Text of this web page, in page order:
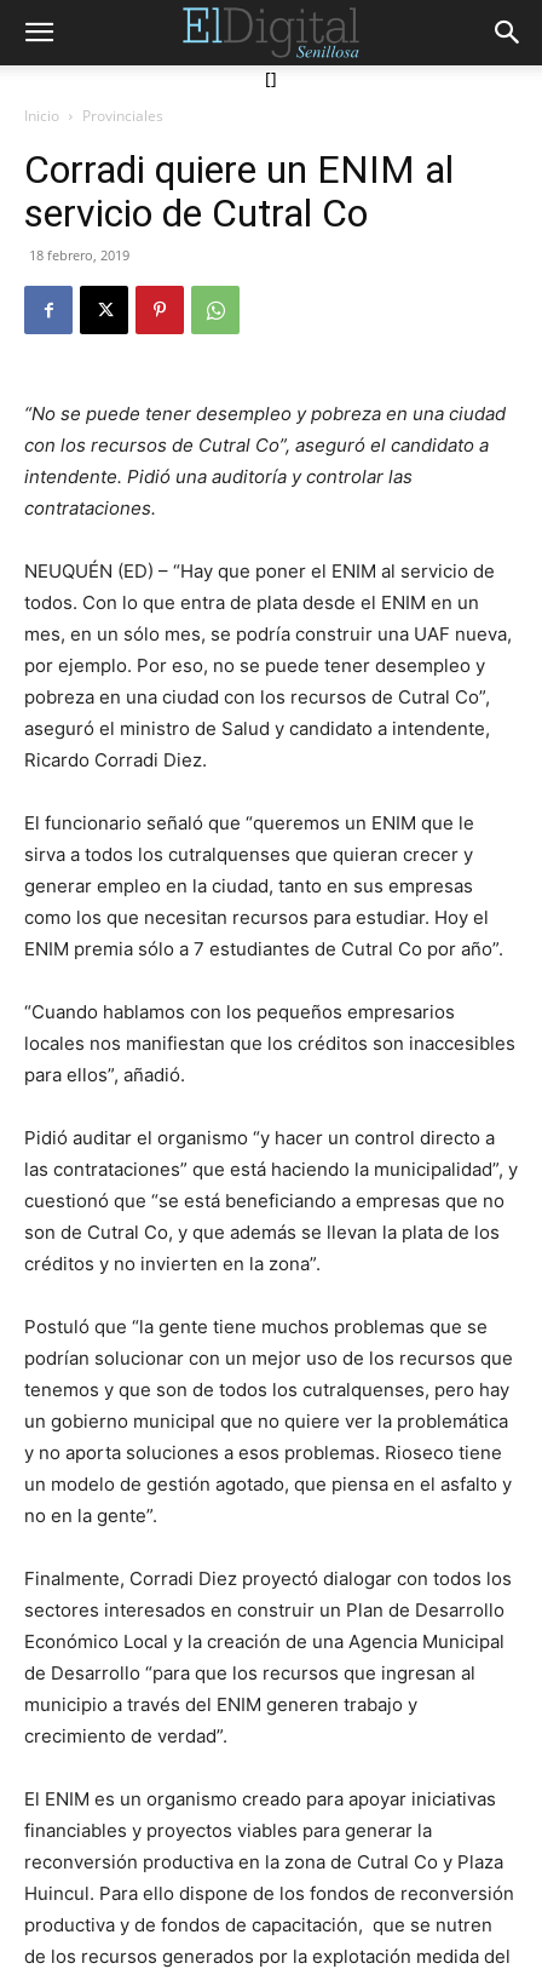
[]
Inicio Provinciales
Corradi quiere un ENIM al
servicio de Cutral Co
18 febrero, 2019
“No se puede tener desempleo y pobreza en una ciudad
con los recursos de Cutral Co”, aseguró el candidato a
intendente. Pidió una auditoría y controlar las
contrataciones.
NEUQUÉN (ED) – “Hay que poner el ENIM al servicio de
todos. Con lo que entra de plata desde el ENIM en un
mes, en un sólo mes, se podría construir una UAF nueva,
por ejemplo. Por eso, no se puede tener desempleo y
pobreza en una ciudad con los recursos de Cutral Co”,
aseguró el ministro de Salud y candidato a intendente,
Ricardo Corradi Diez.
El funcionario señaló que “queremos un ENIM que le
sirva a todos los cutralquenses que quieran crecer y
generar empleo en la ciudad, tanto en sus empresas
como los que necesitan recursos para estudiar. Hoy el
ENIM premia sólo a 7 estudiantes de Cutral Co por año”.
“Cuando hablamos con los pequeños empresarios
locales nos manifiestan que los créditos son inaccesibles
para ellos”, añadió.
Pidió auditar el organismo “y hacer un control directo a
las contrataciones” que está haciendo la municipalidad”, y
cuestionó que “se está beneficiando a empresas que no
son de Cutral Co, y que además se llevan la plata de los
créditos y no invierten en la zona”.
Postuló que “la gente tiene muchos problemas que se
podrían solucionar con un mejor uso de los recursos que
tenemos y que son de todos los cutralquenses, pero hay
un gobierno municipal que no quiere ver la problemática
y no aporta soluciones a esos problemas. Rioseco tiene
un modelo de gestión agotado, que piensa en el asfalto y
no en la gente”.
Finalmente, Corradi Diez proyectó dialogar con todos los
sectores interesados en construir un Plan de Desarrollo
Económico Local y la creación de una Agencia Municipal
de Desarrollo “para que los recursos que ingresan al
municipio a través del ENIM generen trabajo y
crecimiento de verdad”.
El ENIM es un organismo creado para apoyar iniciativas
financiables y proyectos viables para generar la
reconversión productiva en la zona de Cutral Co y Plaza
Huincul. Para ello dispone de los fondos de reconversión
productiva y de fondos de capacitación, que se nutren
de los recursos generados por la explotación medida del